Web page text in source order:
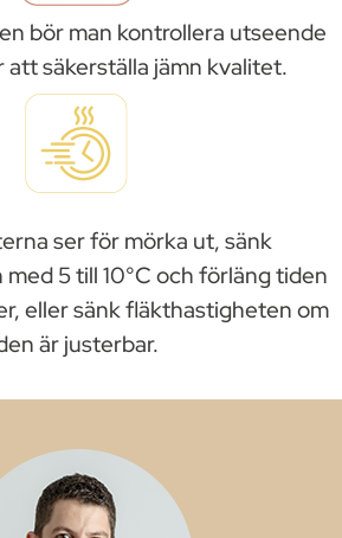
bör man kontrollera utseende
att säkerställa jämn kvalitet.
ser för mörka ut, sänk
5 till 10°C och förläng tiden
eller sänk fläkthastigheten om
är justerbar.